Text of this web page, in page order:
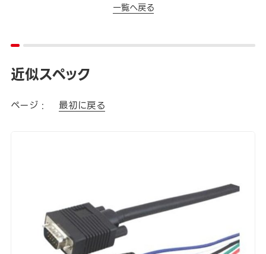
一覧へ戻る
近似スペック
ページ : 最初に戻る